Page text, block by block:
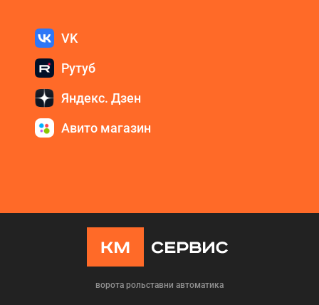
VK
Рутуб
Яндекс. Дзен
Авито магазин
ворота рольставни автоматика